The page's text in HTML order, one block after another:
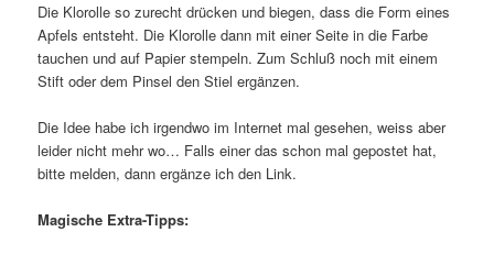
Die Klorolle so zurecht drücken und biegen, dass die Form eines
Apfels entsteht. Die Klorolle dann mit einer Seite in die Farbe
tauchen und auf Papier stempeln. Zum Schluß noch mit einem
Stift oder dem Pinsel den Stiel ergänzen.
Die Idee habe ich irgendwo im Internet mal gesehen, weiss aber
leider nicht mehr wo… Falls einer das schon mal gepostet hat,
bitte melden, dann ergänze ich den Link.
Magische Extra-Tipps: